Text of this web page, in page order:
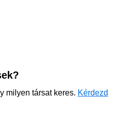
milyen társat keres. Kérdezd